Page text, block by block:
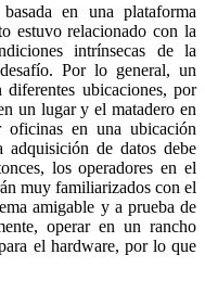
en una plataforma
estuvo relacionado con la
intrínsecas de la
Por lo general, un
diferentes ubicaciones, por
un lugar y el matadero en
oficinas en una ubicación
de datos debe
los operadores en el
muy familiarizados con el
amigable y a prueba de
operar en un rancho
el hardware, por lo que